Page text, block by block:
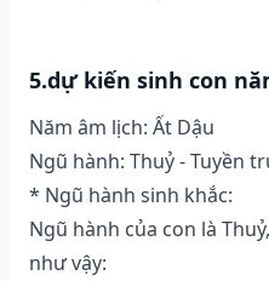
5.dự kiến sinh con
Năm âm lịch: Ất Dậu
Ngũ hành: Thuỷ - Tuyền
* Ngũ hành sinh khắc:
Ngũ hành của con là
như vậy: